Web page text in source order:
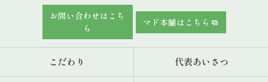
お問い合わせはこち
ら
マド本舗はこちら
こだわり 代表あいさつ